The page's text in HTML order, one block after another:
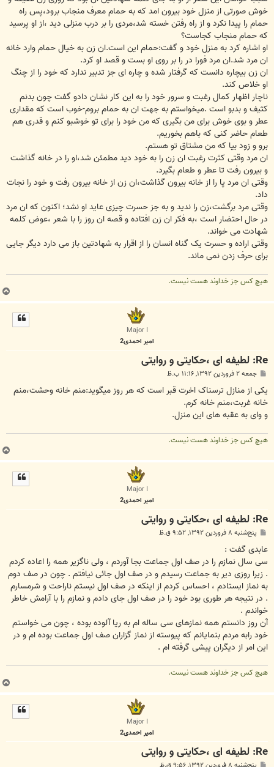
خوش صورتی از منزل خود بیرون امد که به حمام معرف منجاب برود،پس راه
حمام را پیدا نکرد و از راه رفتن خسته شد،مردی را بر درب منزلی دید ،از او پرسید
که حمام منجاب کجاست؟
او اشاره کرد به منزل خود و گفت:حمام این است.ان زن به خیال حمام وارد خانه
ان مرد شد.ان مرد فورا در را بر روی او بست و قصد او کرد.
ان زن بیچاره دانست که گرفتار شده و چاره ای جز تدبیر ندارد که خود را از چنگ
او خلاص کند.
ناچار اظهار کمال رغبت و سرور خود را به این کار نشان دادو گفت چون بدنم
کثیف و بدبو است .میخواستم به جهت ان به حمام بروم-خوب است که مقداری
عطر و بوی خوش برای من بگیری که من خود را برای تو خوشبو کنم و قدری هم
طعام حاضر کنی که باهم بخوریم.
برو و زود بیا که من مشتاق تو هستم.
ان مرد وقتی کثرت رغبت ان زن را به خود دید مطمئن شد،او را در خانه گذاشت
و بیرون رفت تا عطر و طعام بگیرد.
وقتی ان مرد پا را از خانه بیرون گذاشت،ان زن از خانه بیرون رفت و خود را نجات
داد.
وقتی مرد برگشت،زن را ندید و به جز حسرت چیزی عاید او نشد؛ اکنون که ان مرد
در حال احتضار است ،به فکر ان زن افتاده و قصه ان روز را با شعر ،عوض کلمه
شهادت می خواند.
وقتی اراده و حسرت یک گناه انسان را از اقرار به شهادتین باز می دارد دیگر جایی
برای حرف زدن نمی ماند.
هیچ کس جز خداوند هست نیست.
ب
ا
Major I
امیر احمدی2
Re: لطیفه ای ،حکایتی و روایتی
پ
ت
جمعه ۲ فروردین ۱۳۹۲, ۱۱:۱۶ ب.ظ
یکی از منازل ترسناک اخرت قبر است که هر روز میگوید:منم خانه وحشت،منم
خانه غربت،منم خانه کرم.
و وای به عقبه های این منزل.
هیچ کس جز خداوند هست نیست.
ب
ا
Major I
امیر احمدی2
Re: لطیفه ای ،حکایتی و روایتی
پ
ت
پنج‌شنبه ۸ فروردین ۱۳۹۲, ۹:۵۲ ق.ظ
عابدى گفت :
سى سال نمازم را در صف اول جماعت بجا آوردم ، ولى ناگزير همه را اعاده كردم
. زيرا روزى دير به جماعت رسيدم و در صف اول جائى نيافتم . چون در صف دوم
به نماز ايستادم ، احساس كردم از اينكه در صف اول نيستم ناراحت و شرمسارم
. در نتيجه هر طورى بود خود را در صف اول جاى دادم و نمازم را با آرامش خاطر
خواندم .
آن روز دانستم همه نمازهاى سى ساله ام به ريا آلوده بوده ، چون مى خواستم
خود رابه مردم بنمايانم كه پيوسته از نماز گزاران صف اول جماعت بوده ام و در
اين امر از ديگران پيشى گرفته ام .
هیچ کس جز خداوند هست نیست.
ب
ا
Major I
امیر احمدی2
Re: لطیفه ای ،حکایتی و روایتی
پ